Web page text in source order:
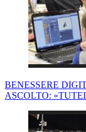
BENESSERE
ASCOLTO: